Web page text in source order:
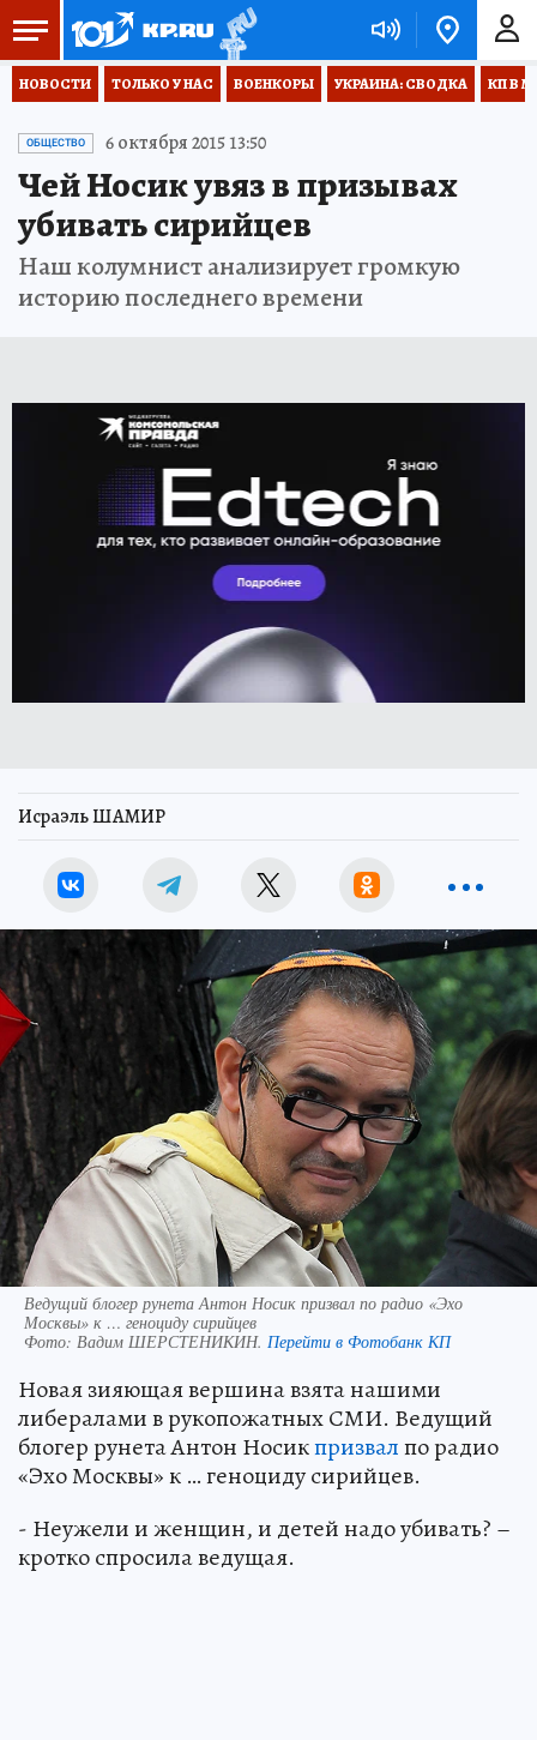
НОВОСТИ ТОЛЬКО У НАС ВОЕНКОРЫ УКРАИНА: СВОДКА КП В
ОБЩЕСТВО 6 октября 2015 13:50
Чей Носик увяз в призывах
убивать сирийцев
Наш колумнист анализирует громкую
историю последнего времени
Исраэль ШАМИР
Ведущий блогер рунета Антон Носик призвал по радио «Эхо
Москвы» к … геноциду сирийцев
Фото: Вадим ШЕРСТЕНИКИН. Перейти в Фотобанк КП
Новая зияющая вершина взята нашими
либералами в рукопожатных СМИ. Ведущий
блогер рунета Антон Носикпризвалпо радио
«Эхо Москвы» к … геноциду сирийцев.
- Неужели и женщин, и детей надо убивать? –
кротко спросила ведущая.